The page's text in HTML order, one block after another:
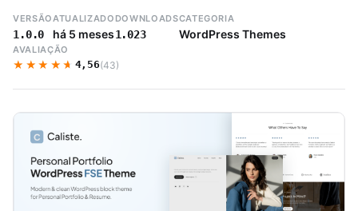
VERSÃO
1.0.0
ATUALIZADO
há 5 meses
DOWNLOADS
1.023
CATEGORIA
WordPress Themes
AVALIAÇÃO
★★★★★
★★★★★ 4,56(43)